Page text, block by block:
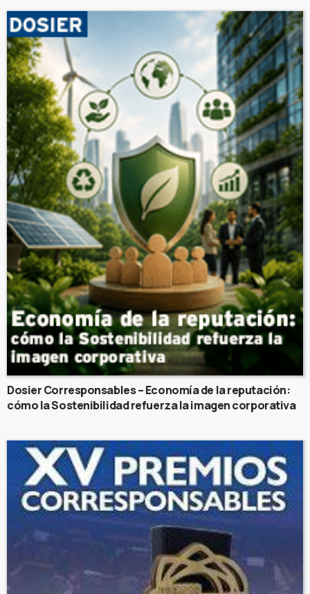
Dosier Corresponsables – Economía de la reputación:
cómo la Sostenibilidad refuerza la imagen corporativa